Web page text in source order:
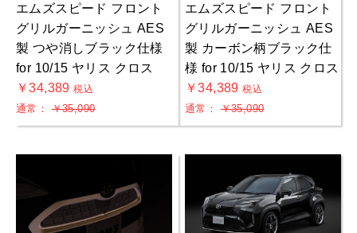
エムズスピード フロント
グリルガーニッシュ AES
製 つや消しブラック仕様
for 10/15 ヤリス クロス
￥34,389税込
通常：￥35,090
エムズスピード フロント
グリルガーニッシュ AES
製 カーボン柄ブラック仕
様 for 10/15 ヤリス クロス
￥34,389税込
通常：￥35,090